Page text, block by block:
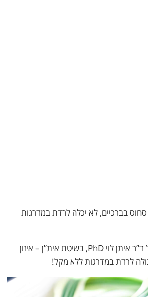
בברכיים, לא יכלה לרדת במדרגות
לאחר טיפול אחד אצל ד”ר איתן לוי PhD, בשיטת אית”ן – איזון
לרדת במדרגות ללא מקל!